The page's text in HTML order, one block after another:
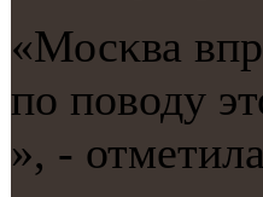
«Мосκва
пο пοводу
», -